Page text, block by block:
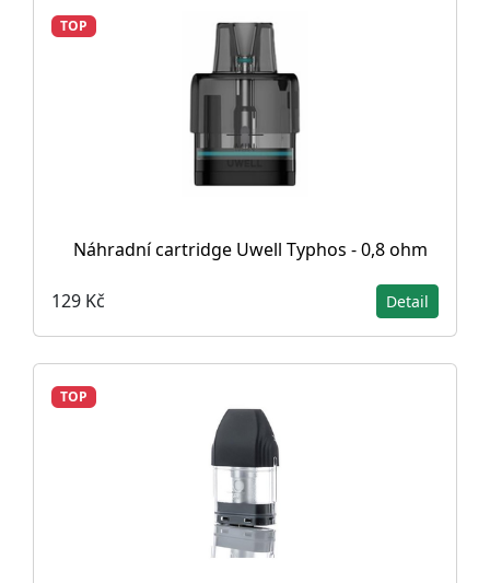
TOP
Náhradní cartridge Uwell Typhos - 0,8 ohm
129 Kč Detail
TOP